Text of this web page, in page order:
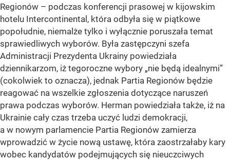
Regionów – podczas konferencji prasowej w kijowskim
hotelu Intercontinental, która odbyła się w piątkowe
popołudnie, niemalże tylko i wyłącznie poruszała temat
sprawiedliwych wyborów. Była zastępczyni szefa
Administracji Prezydenta Ukrainy powiedziała
dziennikarzom, iż tegoroczne wybory „nie będą idealnymi”
(cokolwiek to oznacza), jednak Partia Regionów będzie
reagować na wszelkie zgłoszenia dotyczące naruszeń
prawa podczas wyborów. Herman powiedziała także, iż na
Ukrainie cały czas trzeba uczyć ludzi demokracji,
a w nowym parlamencie Partia Regionów zamierza
wprowadzić w życie nową ustawę, która zaostrzałaby kary
wobec kandydatów podejmujących się nieuczciwych